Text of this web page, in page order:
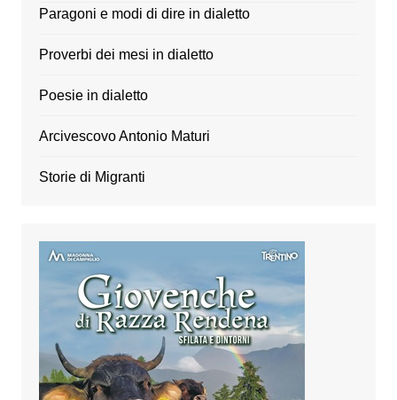
Paragoni e modi di dire in dialetto
Proverbi dei mesi in dialetto
Poesie in dialetto
Arcivescovo Antonio Maturi
Storie di Migranti